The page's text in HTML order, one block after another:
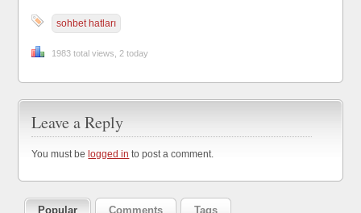
sohbet hatları
1983 total views, 2 today
Leave a Reply
You must be logged in to post a comment.
Popular Comments Tags